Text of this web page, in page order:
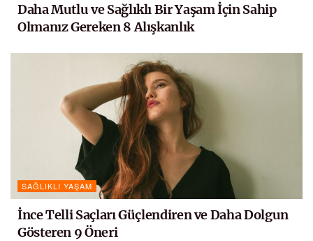
Daha Mutlu ve Sağlıklı Bir Yaşam İçin Sahip
Olmanız Gereken 8 Alışkanlık
SAĞLIKLI YAŞAM
İnce Telli Saçları Güçlendiren ve Daha Dolgun
Gösteren 9 Öneri